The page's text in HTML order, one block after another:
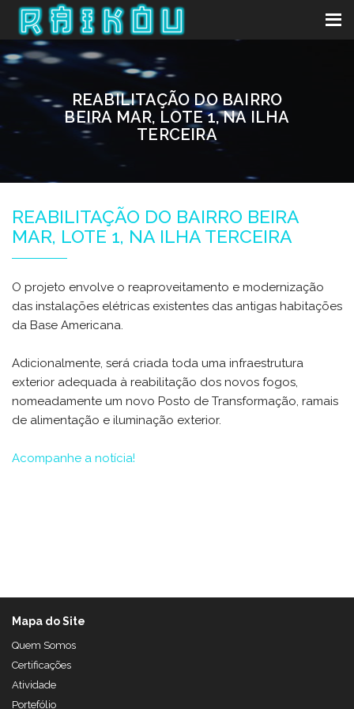
REABILITAÇÃO DO BAIRRO
BEIRA MAR, LOTE 1, NA ILHA
TERCEIRA
REABILITAÇÃO DO BAIRRO BEIRA
MAR, LOTE 1, NA ILHA TERCEIRA
O projeto envolve o reaproveitamento e modernização
das instalações elétricas existentes das antigas habitações
da Base Americana.
Adicionalmente, será criada toda uma infraestrutura
exterior adequada à reabilitação dos novos fogos,
nomeadamente um novo Posto de Transformação, ramais
de alimentação e iluminação exterior.
Acompanhe a notícia!
Mapa do Site
Quem Somos
Certificações
Atividade
Portefólio